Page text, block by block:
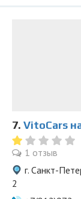
7. VitoCars
1 отзыв
г. Санкт-
2